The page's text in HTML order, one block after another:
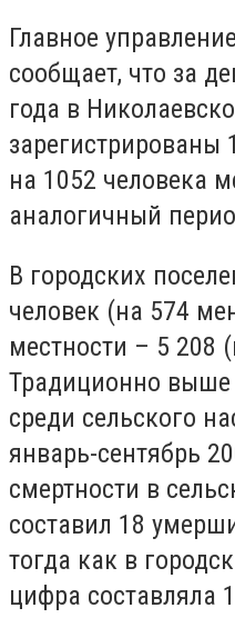
Главное
сообщает, что за
года в
зарегистрированы
на 1052 человека
аналогичный
В городских
человек (на 574
местности – 5 208
Традиционно выше
среди сельского
январь-сентябрь
смертности в
составил 18
тогда как в
цифра составляла